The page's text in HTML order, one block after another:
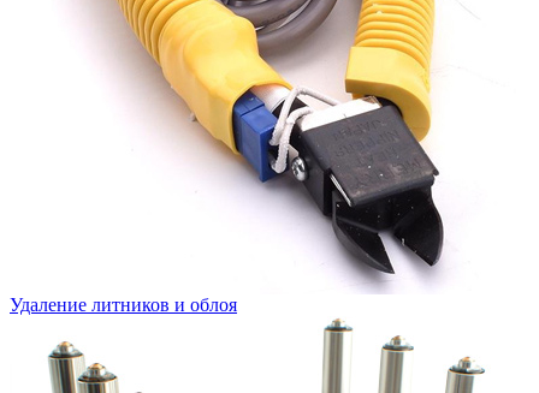
Удаление литников и облоя